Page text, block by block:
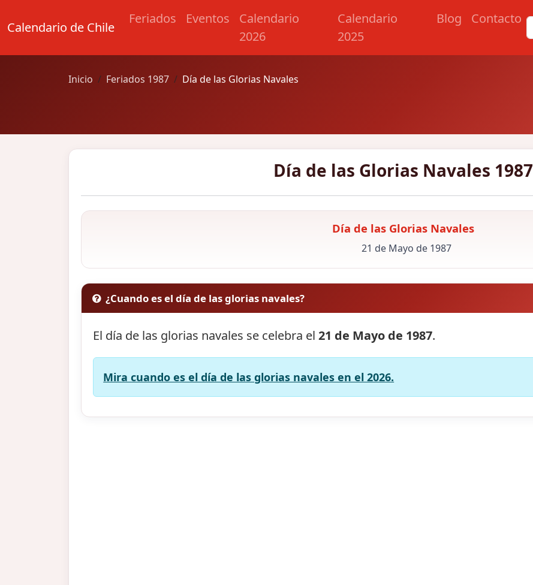
Calendario de Chile
Feriados Eventos
Calendario
2026
Calendario
2025
Blog Contacto
Inicio Feriados 1987 Día de las Glorias Navales
Día de las Glorias Navales 1987
Día de las Glorias Navales
21 de Mayo de 1987
¿Cuando es el día de las glorias navales?
El día de las glorias navales se celebra el21 de Mayo de 1987.
Mira cuando es el día de las glorias navales en el 2026.